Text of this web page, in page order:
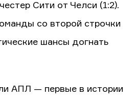
Сити от Челси (1:2).
со второй строчки
шансы догнать
АПЛ — первые в истории